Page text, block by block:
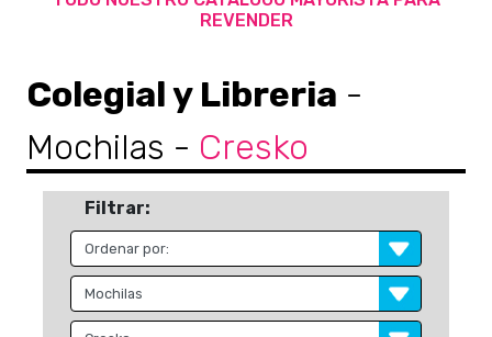
REVENDER
Colegial y Libreria -
Mochilas - Cresko
Filtrar: